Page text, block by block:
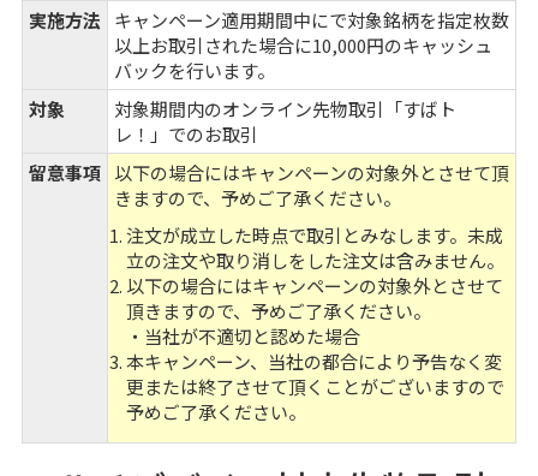
実施方法
キャンペーン適用期間中にで対象銘柄を指定枚数
以上お取引された場合に10,000円のキャッシュ
バックを行います。
対象
対象期間内のオンライン先物取引「すばト
レ！」でのお取引
留意事項 以下の場合にはキャンペーンの対象外とさせて頂
きますので、予めご了承ください。
注文が成立した時点で取引とみなします。未成
立の注文や取り消しをした注文は含みません。
以下の場合にはキャンペーンの対象外とさせて
頂きますので、予めご了承ください。
・当社が不適切と認めた場合
本キャンペーン、当社の都合により予告なく変
更または終了させて頂くことがございますので
予めご了承ください。